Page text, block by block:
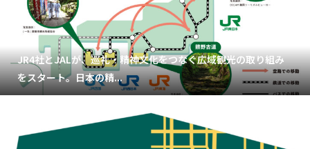
JR4社とJALが、巡礼・精神文化をつなぐ広域観光の取り組み
をスタート。日本の精...